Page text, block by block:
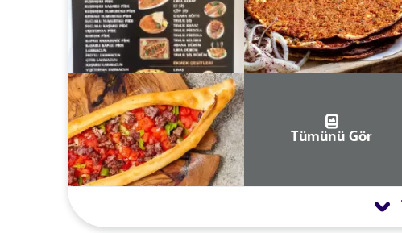
Tümünü Gör